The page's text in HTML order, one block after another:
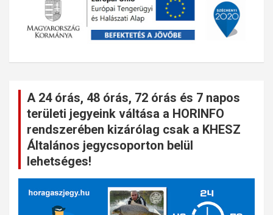
A 24 órás, 48 órás, 72 órás és 7 napos
területi jegyeink váltása a HORINFO
rendszerében kizárólag csak a KHESZ
Általános jegycsoporton belül
lehetséges!